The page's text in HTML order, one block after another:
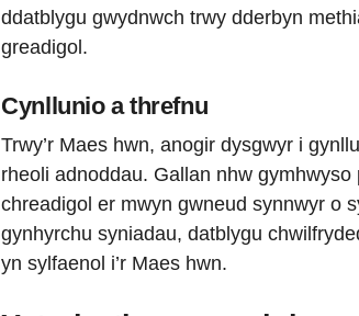
ddatblygu gwydnwch trwy dderbyn
greadigol.
Cynllunio a threfnu
Trwy’r Maes hwn, anogir dysgwyr i
rheoli adnoddau. Gallan nhw
chreadigol er mwyn gwneud synnwyr o
gynhyrchu syniadau, datblygu
yn sylfaenol i’r Maes hwn.